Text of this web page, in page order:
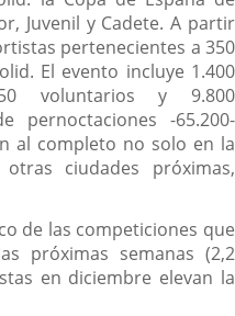
Juvenil y Cadete. A partir
pertenecientes a 350
El evento incluye 1.400
voluntarios y 9.800
pernoctaciones -65.200-
al completo no solo en la
ciudades próximas,
de las competiciones que
próximas semanas (2,2
en diciembre elevan la